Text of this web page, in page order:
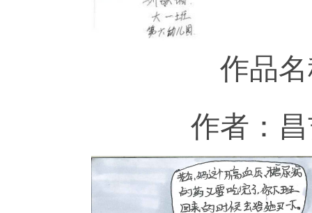
作品
作者：